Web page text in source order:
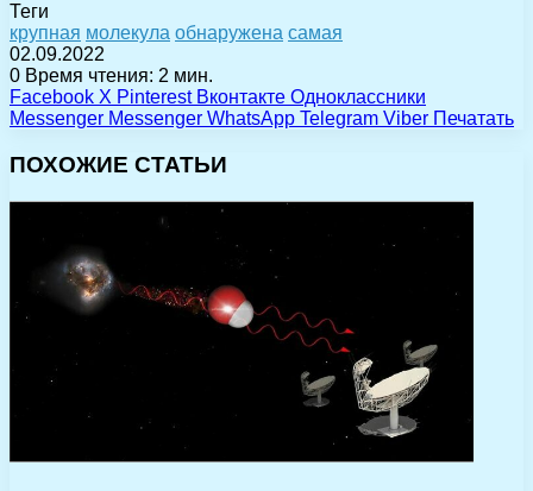
Теги
крупная молекула обнаружена самая
02.09.2022
0 Время чтения: 2 мин.
Facebook X Pinterest Вконтакте Одноклассники
Messenger Messenger WhatsApp Telegram Viber Печатать
ПОХОЖИЕ СТАТЬИ